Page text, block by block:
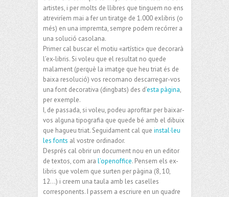
artistes, i per molts de llibres que tinguem no ens
atreviríem mai a fer un tiratge de 1.000 exlibris (o
més) en una impremta, sempre podem recórrer a
una solució casolana.
Primer cal buscar el motiu «artístic» que decorarà
l’ex-libris. Si voleu que el resultat no quede
malament (perquè la imatge que heu triat és de
baixa resolució) vos recomano descarregar-vos
una font decorativa (dingbats) des d’esta pàgina,
per exemple.
I, de passada, si voleu, podeu aprofitar per baixar-
vos alguna tipografia que quede bé amb el dibuix
que hagueu triat. Seguidament cal que instal·leu
les fonts al vostre ordinador.
Després cal obrir un document nou en un editor
de textos, com ara l’openoffice. Pensem els ex-
libris que volem que surten per pàgina (8, 10,
12…) i creem una taula amb les caselles
corresponents. I passem a escriure en un quadre